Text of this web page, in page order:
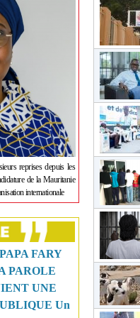
reprises depuis les
de la Mauritanie
internationale
FARY
PAROLE
UNE
Un